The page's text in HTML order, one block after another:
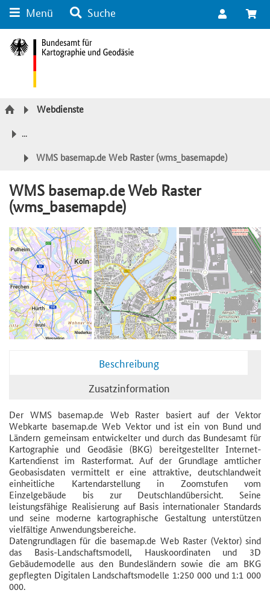
Kategorie Navigation
Menü Suche
Webdienste
...
WMS basemap.de Web Raster (wms_basemapde)
WMS basemap.de Web Raster
(wms_basemapde)
Beschreibung
Zusatzinformation
Der WMS basemap.de Web Raster basiert auf der Vektor
Webkarte basemap.de Web Vektor und ist ein von Bund und
Ländern gemeinsam entwickelter und durch das Bundesamt für
Kartographie und Geodäsie (BKG) bereitgestellter Internet-
Kartendienst im Rasterformat. Auf der Grundlage amtlicher
Geobasisdaten vermittelt er eine attraktive, deutschlandweit
einheitliche Kartendarstellung in Zoomstufen vom
Einzelgebäude bis zur Deutschlandübersicht. Seine
leistungsfähige Realisierung auf Basis internationaler Standards
und seine moderne kartographische Gestaltung unterstützen
vielfältige Anwendungsbereiche.
Datengrundlagen für die basemap.de Web Raster (Vektor) sind
das Basis-Landschaftsmodell, Hauskoordinaten und 3D
Gebäudemodelle aus den Bundesländern sowie die am BKG
gepflegten Digitalen Landschaftsmodelle 1:250 000 und 1:1 000
000.